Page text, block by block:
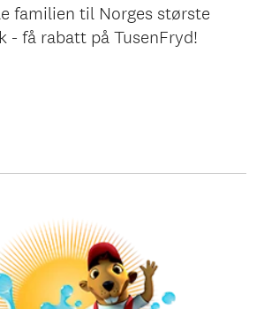
familien til Norges største
- få rabatt på TusenFryd!